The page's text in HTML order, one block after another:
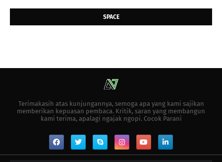
SPACE
Terimakasih atas kunjungannya, semoga apa yang kami sajikan
memberikan kepuasan pembaca. Kritik, saran yang membangun
kami terima, apalagi ngajak ngopi. Cocok Parani